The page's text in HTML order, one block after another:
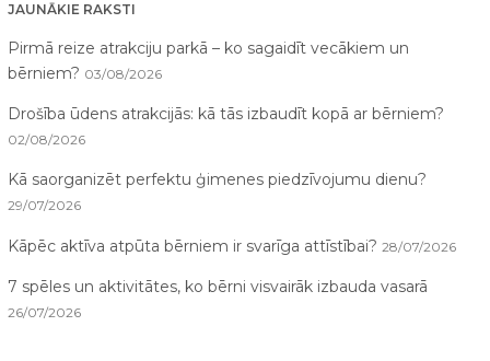
JAUNĀKIE RAKSTI
Pirmā reize atrakciju parkā – ko sagaidīt vecākiem un
bērniem? 03/08/2026
Drošība ūdens atrakcijās: kā tās izbaudīt kopā ar bērniem?
02/08/2026
Kā saorganizēt perfektu ģimenes piedzīvojumu dienu?
29/07/2026
Kāpēc aktīva atpūta bērniem ir svarīga attīstībai? 28/07/2026
7 spēles un aktivitātes, ko bērni visvairāk izbauda vasarā
26/07/2026